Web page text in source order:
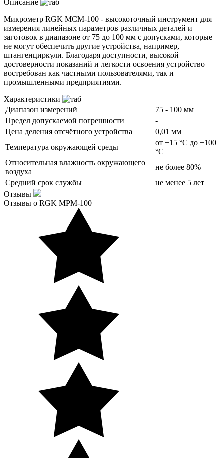
Микрометр RGK MCM-100 - высокоточный инструмент для
измерения линейных параметров различных деталей и
заготовок в диапазоне от 75 до 100 мм с допусками, которые
не могут обеспечить другие устройства, например,
штангенциркули. Благодаря доступности, высокой
достоверности показаний и легкости освоения устройство
востребован как частными пользователями, так и
промышленными предприятиями.
Характеристики
Диапазон измерений
75 - 100 мм
Предел допускаемой погрешности
-
Цена деления отсчётного устройства
0,01 мм
Температура окружающей среды
от +15 °С до +100
°С
Относительная влажность окружающего
воздуха
не более 80%
Средний срок службы
не менее 5 лет
Отзывы
Отзывы о RGK MРM-100